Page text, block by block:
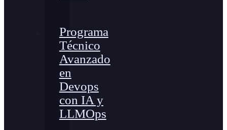
Programa
Técnico
Avanzado
en
Devops
con IA y
LLMOps